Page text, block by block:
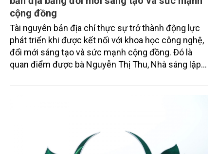
cộng đồng
Tài nguyên bản địa chỉ thực sự trở thành động lực
phát triển khi được kết nối với khoa học công nghệ,
đổi mới sáng tạo và sức mạnh cộng đồng. Đó là
quan điểm được bà Nguyễn Thị Thu, Nhà sáng lập
phóng viên Tạp chí Nông nghiệp và Môi trường về